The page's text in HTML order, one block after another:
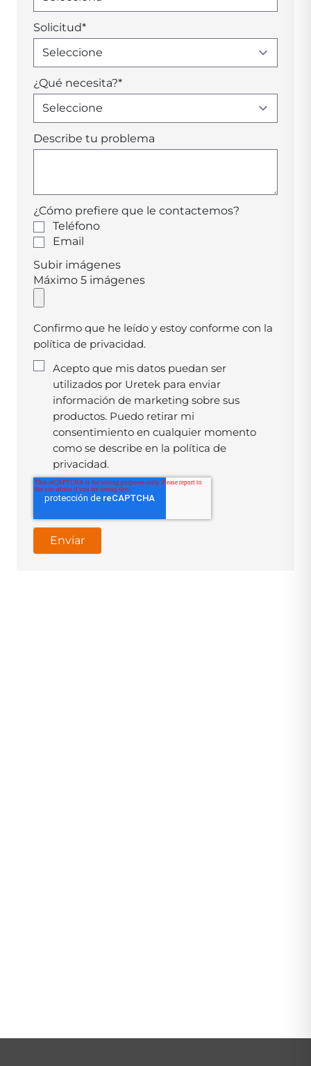
Solicitud*
¿Qué necesita?*
Describe tu problema
¿Cómo prefiere que le contactemos?
Teléfono
Email
Subir imágenes
Máximo 5 imágenes
Confirmo que he leído y estoy conforme con la
política de privacidad.
Acepto que mis datos puedan ser
utilizados por Uretek para enviar
información de marketing sobre sus
productos. Puedo retirar mi
consentimiento en cualquier momento
como se describe en la política de
privacidad.